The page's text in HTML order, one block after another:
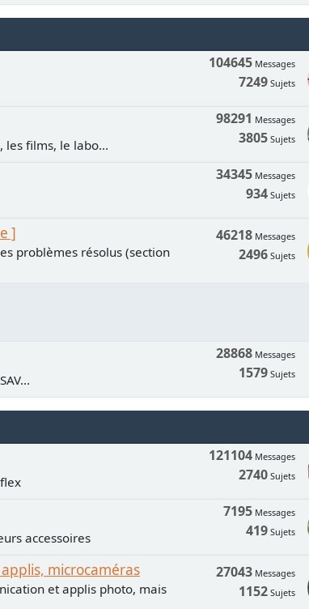
104645 Messages
7249 Sujets
les films, le labo...
98291 Messages
3805 Sujets
34345 Messages
934 Sujets
]
problèmes résolus (section
46218 Messages
2496 Sujets
28868 Messages
1579 Sujets
121104 Messages
2740 Sujets
accessoires
7195 Messages
419 Sujets
microcaméras
et applis photo, mais
27043 Messages
1152 Sujets